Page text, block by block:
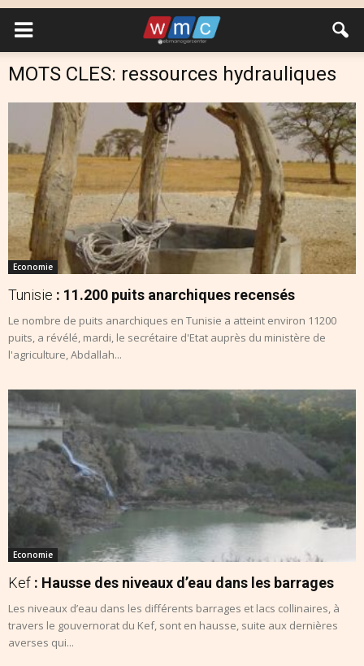
MOTS CLES: ressources hydrauliques
Economie
Tunisie : 11.200 puits anarchiques recensés
Le nombre de puits anarchiques en Tunisie a atteint environ 11200
puits, a révélé, mardi, le secrétaire d'Etat auprès du ministère de
l'agriculture, Abdallah...
Economie
Kef : Hausse des niveaux d’eau dans les barrages
Les niveaux d’eau dans les différents barrages et lacs collinaires, à
travers le gouvernorat du Kef, sont en hausse, suite aux dernières
averses qui...